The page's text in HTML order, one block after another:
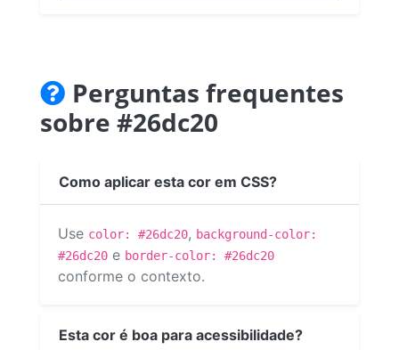
Perguntas frequentes
sobre #26dc20
Como aplicar esta cor em CSS?
Use color: #26dc20, background-color:
#26dc20 e border-color: #26dc20
conforme o contexto.
Esta cor é boa para acessibilidade?